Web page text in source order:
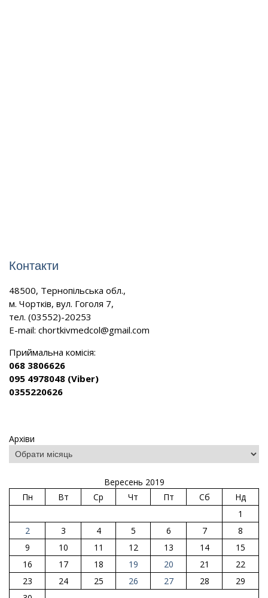
Контакти
48500, Тернопільська обл.,
м. Чортків, вул. Гоголя 7,
тел. (03552)-20253
E-mail: chortkivmedcol@gmail.com
Приймальна комісія:
068 3806626
095 4978048 (Viber)
0355220626
Архіви
Вересень 2019
Пн
Вт Ср Чт Пт Сб
Нд
1
2
3 4 5 6 7
8
9
10 11 12 13 14
15
16
17 18 19 20 21
22
23
24 25 26 27 28
29